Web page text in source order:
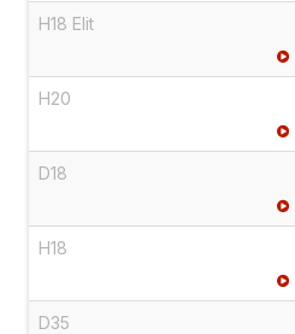
H18 Elit
H20
D18
H18
D35